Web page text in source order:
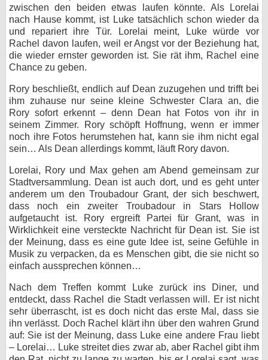
zwischen den beiden etwas laufen könnte. Als Lorelai
nach Hause kommt, ist Luke tatsächlich schon wieder da
und repariert ihre Tür. Lorelai meint, Luke würde vor
Rachel davon laufen, weil er Angst vor der Beziehung hat,
die wieder ernster geworden ist. Sie rät ihm, Rachel eine
Chance zu geben.
Rory beschließt, endlich auf Dean zuzugehen und trifft bei
ihm zuhause nur seine kleine Schwester Clara an, die
Rory sofort erkennt – denn Dean hat Fotos von ihr in
seinem Zimmer. Rory schöpft Hoffnung, wenn er immer
noch ihre Fotos herumstehen hat, kann sie ihm nicht egal
sein… Als Dean allerdings kommt, läuft Rory davon.
Lorelai, Rory und Max gehen am Abend gemeinsam zur
Stadtversammlung. Dean ist auch dort, und es geht unter
anderem um den Troubadour Grant, der sich beschwert,
dass noch ein zweiter Troubadour in Stars Hollow
aufgetaucht ist. Rory ergreift Partei für Grant, was in
Wirklichkeit eine versteckte Nachricht für Dean ist. Sie ist
der Meinung, dass es eine gute Idee ist, seine Gefühle in
Musik zu verpacken, da es Menschen gibt, die sie nicht so
einfach aussprechen können…
Nach dem Treffen kommt Luke zurück ins Diner, und
entdeckt, dass Rachel die Stadt verlassen will. Er ist nicht
sehr überrascht, ist es doch nicht das erste Mal, dass sie
ihn verlässt. Doch Rachel klärt ihn über den wahren Grund
auf: Sie ist der Meinung, dass Luke eine andere Frau liebt
– Lorelai… Luke streitet dies zwar ab, aber Rachel gibt ihm